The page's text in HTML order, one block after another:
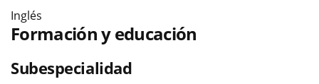
Inglés
Formación y educación
Subespecialidad